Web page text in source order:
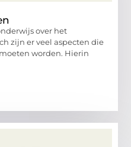
over het
zijn er veel aspecten die
worden. Hierin